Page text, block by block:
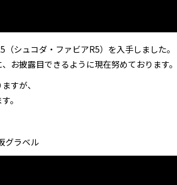
シュコダ・ファビアR5）を入手しました。
お披露目できるように現在努めております。
すが、
。
グラベル